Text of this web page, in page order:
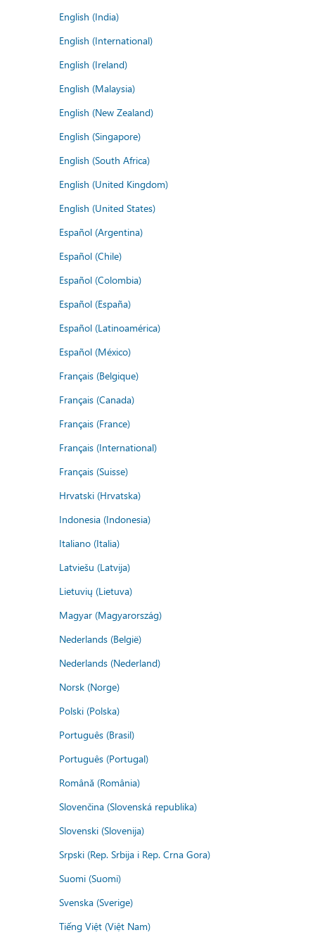
English (India)
English (International)
English (Ireland)
English (Malaysia)
English (New Zealand)
English (Singapore)
English (South Africa)
English (United Kingdom)
English (United States)
Español (Argentina)
Español (Chile)
Español (Colombia)
Español (España)
Español (Latinoamérica)
Español (México)
Français (Belgique)
Français (Canada)
Français (France)
Français (International)
Français (Suisse)
Hrvatski (Hrvatska)
Indonesia (Indonesia)
Italiano (Italia)
Latviešu (Latvija)
Lietuvių (Lietuva)
Magyar (Magyarország)
Nederlands (België)
Nederlands (Nederland)
Norsk (Norge)
Polski (Polska)
Português (Brasil)
Português (Portugal)
Română (România)
Slovenčina (Slovenská republika)
Slovenski (Slovenija)
Srpski (Rep. Srbija i Rep. Crna Gora)
Suomi (Suomi)
Svenska (Sverige)
Tiếng Việt (Việt Nam)